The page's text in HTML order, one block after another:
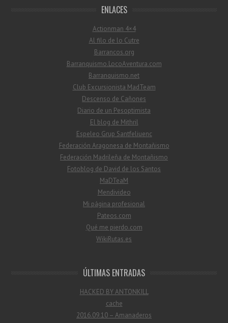
ENLACES
Actionman 4×4
Al filo de lo Cutre
Barrancos.org
Barranquismo.LocoAventura.com
Barranquismo.net
Club Excursionista MadTeam
Descenso de Cañones
Diario de un Pesoptimista
El blog de Mithril
Espeleo Grup Santfeliuenc
Federación Aragonesa de Montañismo
Federación Madrileña de Montañismo
Fotoblog de David de los Santos
MaDTeaM
Mendivideo
Mi página profesional
Pateos.com
Qué me pierdo.com
WikiRutas.es
ÚLTIMAS ENTRADAS
HACKED BY ANTONKILL
cache
2016.09.10 – Amanaderos